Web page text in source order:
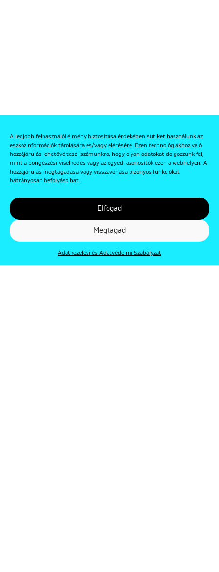
A legjobb felhasználói élmény biztosítása érdekében sütiket használunk az
eszközinformációk tárolására és/vagy elérésére. Ezen technológiákhoz való
hozzájárulás lehetővé teszi számunkra, hogy olyan adatokat dolgozzunk fel,
mint a böngészési viselkedés vagy az egyedi azonosítók ezen a webhelyen. A
hozzájárulás megtagadása vagy visszavonása bizonyos funkciókat
hátrányosan befolyásolhat.
Elfogad
Megtagad
Adatkezelési és Adatvédelmi Szabályzat